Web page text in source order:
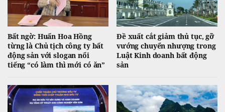
Bất ngờ: Huấn Hoa Hồng
từng là Chủ tịch công ty bất
động sản với slogan nổi
tiếng “có làm thì mới có ăn”
Đề xuất cắt giảm thủ tục, gỡ
vướng chuyển nhượng trong
Luật Kinh doanh bất động
sản